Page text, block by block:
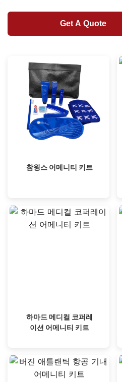
Get A Quote
참윙스 어메니티 키트
하마드 메디컬 코퍼레
이션 어메니티 키트